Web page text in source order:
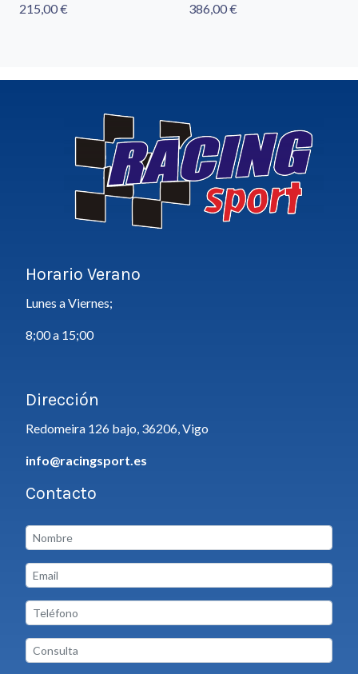
215,00 € 386,00 €
Horario Verano
Lunes a Viernes;
8;00 a 15;00
Dirección
Redomeira 126 bajo, 36206, Vigo
info@racingsport.es
Contacto